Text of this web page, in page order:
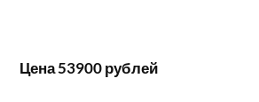
Цена 53900 рублей